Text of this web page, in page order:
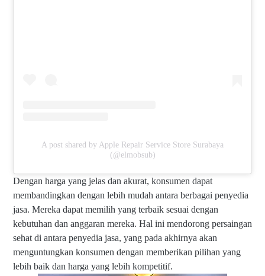
A post shared by Apple Repair Service Store Surabaya
(@elmobsub)
Dengan harga yang jelas dan akurat, konsumen dapat
membandingkan dengan lebih mudah antara berbagai penyedia
jasa. Mereka dapat memilih yang terbaik sesuai dengan
kebutuhan dan anggaran mereka. Hal ini mendorong persaingan
sehat di antara penyedia jasa, yang pada akhirnya akan
menguntungkan konsumen dengan memberikan pilihan yang
lebih baik dan harga yang lebih kompetitif.